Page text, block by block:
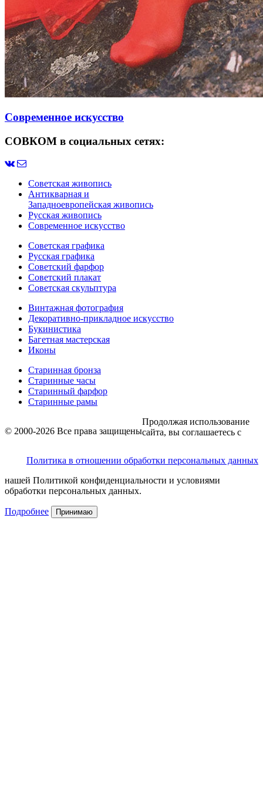
Современное искусство
СОВКОМ в социальных сетях:
Советская живопись
Антикварная и
Западноевропейская живопись
Русская живопись
Современное искусство
Советская графика
Русская графика
Советский фарфор
Советский плакат
Советская скульптура
Винтажная фотография
Декоративно-прикладное искусство
Букинистика
Багетная мастерская
Иконы
Старинная бронза
Старинные часы
Старинный фарфор
Старинные рамы
© 2000-2026 Все права защищены
Политика в отношении обработки персональных данных
Продолжая использование
сайта, вы соглашаетесь с
нашей Политикой конфиденциальности и условиями
обработки персональных данных.
Подробнее Принимаю